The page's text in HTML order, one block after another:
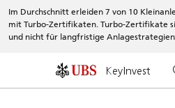
Im Durchschnitt erleiden 7 von 10
mit Turbo-Zertifikaten. Turbo-Zertifikate
und nicht für langfristige
KeyInvest